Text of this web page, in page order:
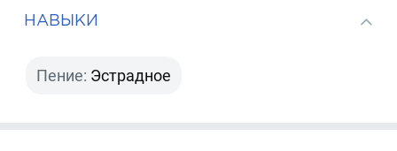
НАВЫКИ
Пение: Эстрадное